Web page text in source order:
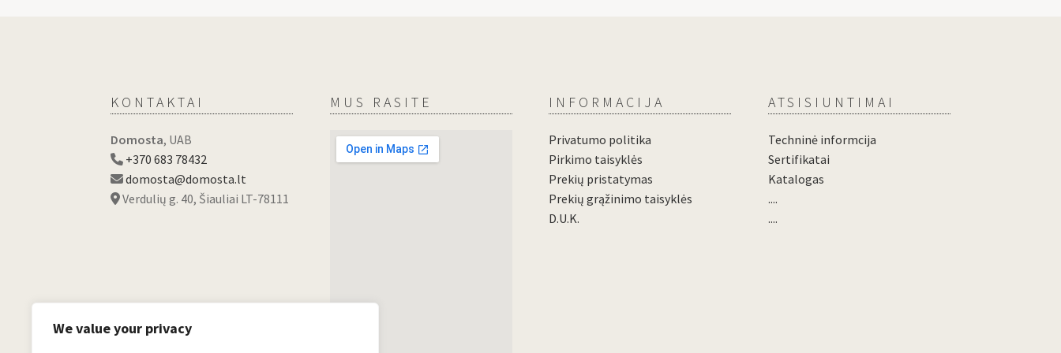
We value your privacy
KONTAKTAI
Domosta, UAB
+370 683 78432
domosta@domosta.lt
Verdulių g. 40, Šiauliai LT-78111
MUS RASITE INFORMACIJA
Privatumo politika
Pirkimo taisyklės
Prekių pristatymas
Prekių grąžinimo taisyklės
D.U.K.
ATSISIUNTIMAI
Techninė informcija
Sertifikatai
Katalogas
....
....